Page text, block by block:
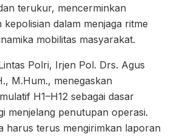
terukur, mencerminkan
kepolisian dalam menjaga ritme
mobilitas masyarakat.
Polri, Irjen Pol. Drs. Agus
M.Hum., menegaskan
H1–H12 sebagai dasar
menjelang penutupan operasi.
harus terus mengirimkan laporan